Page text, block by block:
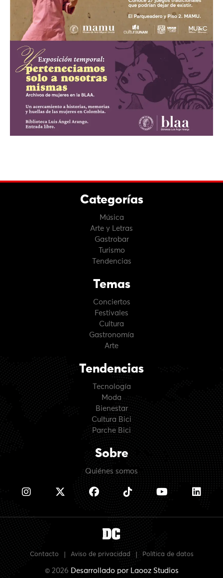
Categorías
Música
Arte y Letras
Gastrobar
Turismo
Tendencias
Temas
Conciertos
Festivales
Cultura
Gastronomía
Arte
Tendencias
Tecnología
Moda
Bienestar
Cultura Bici
Parche Bici
Sobre
Quiénes somos
Contacto Aviso de privacidad Política de datos
© 2026 Desarrollado por Laooz Studios